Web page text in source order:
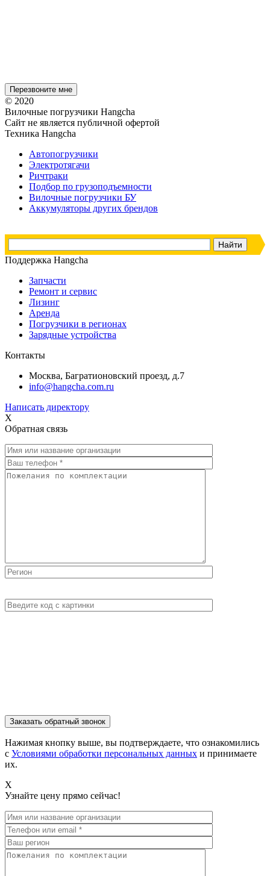
© 2020
Вилочные погрузчики Hangcha
Сайт не является публичной офертой
Техника Hangcha
Автопогрузчики
Электротягачи
Ричтраки
Подбор по грузоподъемности
Вилочные погрузчики БУ
Аккумуляторы других брендов
Поддержка Hangcha
Запчасти
Ремонт и сервис
Лизинг
Аренда
Погрузчики в регионах
Зарядные устройства
Контакты
Москва, Багратионовский проезд, д.7
info@hangcha.com.ru
Написать директору
X
Обратная связь
Нажимая кнопку выше, вы подтверждаете, что ознакомились
с Условиями обработки персональных данных и принимаете
их.
X
Узнайте цену прямо сейчас!